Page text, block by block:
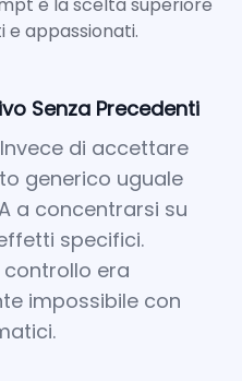
e appassionati.
Senza Precedenti
di accettare
generico uguale
a concentrarsi su
specifici.
controllo era
impossibile con